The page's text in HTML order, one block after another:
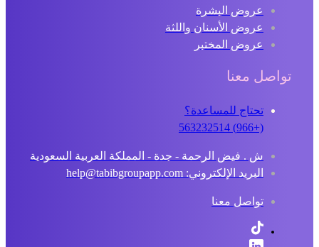
عروض البشرة
عروض الأسنان واللثة
عروض المختبر
تواصل معنا
تحتاج للمساعدة؟
ش . فيض الرحمة - جدة - المملكة العربية السعودية
البريد الإلكتروني: help@tabibgroupapp.com
تواصل معنا